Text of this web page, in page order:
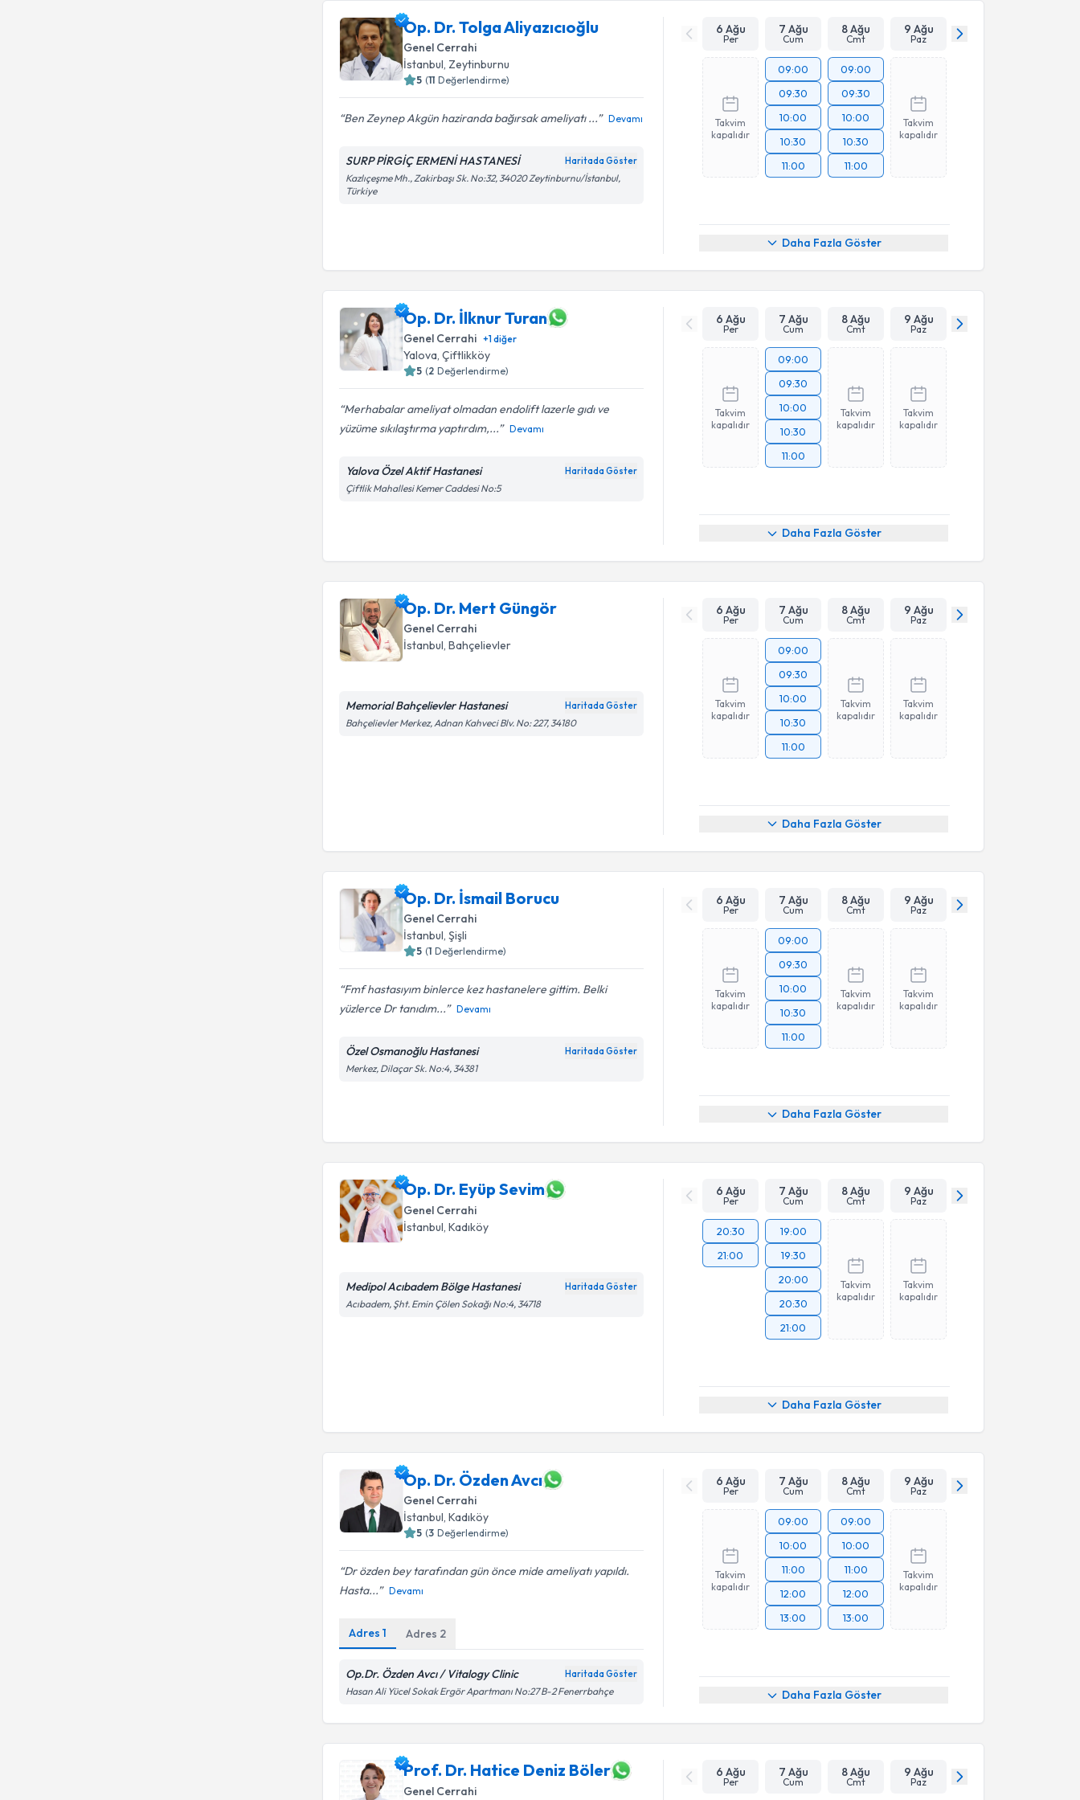
Op. Dr. Tolga Aliyazıcıoğlu
Genel Cerrahi
İstanbul , Zeytinburnu
5 (11 Değerlendirme)
Ben Zeynep Akgün haziranda bağırsak ameliyatı ... Devamı
SURP PİRGİÇ ERMENİ HASTANESİ Haritada Göster
Kazlıçeşme Mh., Zakirbaşı Sk. No:32, 34020 Zeytinburnu/İstanbul,
Türkiye
6 Ağu
Per
7 Ağu
Cum
8 Ağu
Cmt
9 Ağu
Paz
Takvim
kapalıdır
09:00
09:30
10:00
10:30
11:00
09:00
09:30
10:00
10:30
11:00
Takvim
kapalıdır
Daha Fazla Göster
Op. Dr. İlknur Turan
Genel Cerrahi +1diğer
Yalova, Çiftlikköy
5 (2 Değerlendirme)
Merhabalar ameliyat olmadan endolift lazerle gıdı ve
yüzüme sıkılaştırma yaptırdım,...
Devamı
Yalova Özel Aktif Hastanesi Haritada Göster
Çiftlik Mahallesi Kemer Caddesi No:5
6 Ağu
Per
7 Ağu
Cum
8 Ağu
Cmt
9 Ağu
Paz
Takvim
kapalıdır
09:00
09:30
10:00
10:30
11:00
Takvim
kapalıdır
Takvim
kapalıdır
Daha Fazla Göster
Op. Dr. Mert Güngör
Genel Cerrahi
İstanbul , Bahçelievler
Memorial Bahçelievler Hastanesi Haritada Göster
Bahçelievler Merkez, Adnan Kahveci Blv. No: 227, 34180
6 Ağu
Per
7 Ağu
Cum
8 Ağu
Cmt
9 Ağu
Paz
Takvim
kapalıdır
09:00
09:30
10:00
10:30
11:00
Takvim
kapalıdır
Takvim
kapalıdır
Daha Fazla Göster
Op. Dr. İsmail Borucu
Genel Cerrahi
İstanbul, Şişli
5 (1 Değerlendirme)
Fmf hastasıyım binlerce kez hastanelere gittim. Belki
yüzlerce Dr tanıdım...
Devamı
Özel Osmanoğlu Hastanesi Haritada Göster
Merkez, Dilaçar Sk. No:4, 34381
6 Ağu
Per
7 Ağu
Cum
8 Ağu
Cmt
9 Ağu
Paz
Takvim
kapalıdır
09:00
09:30
10:00
10:30
11:00
Takvim
kapalıdır
Takvim
kapalıdır
Daha Fazla Göster
Op. Dr. Eyüp Sevim
Genel Cerrahi
İstanbul , Kadıköy
Medipol Acıbadem Bölge Hastanesi Haritada Göster
Acıbadem, Şht. Emin Çölen Sokağı No:4, 34718
6 Ağu
Per
7 Ağu
Cum
8 Ağu
Cmt
9 Ağu
Paz
20:30
21:00
19:00
19:30
20:00
20:30
21:00
Takvim
kapalıdır
Takvim
kapalıdır
Daha Fazla Göster
Op. Dr. Özden Avcı
Genel Cerrahi
İstanbul, Kadıköy
5 (3 Değerlendirme)
Dr özden bey tarafından gün önce mide ameliyatı yapıldı.
Hasta...
Devamı
Adres1 Adres 2
Op.Dr. Özden Avcı / Vitalogy Clinic Haritada Göster
Hasan Ali Yücel Sokak Ergör Apartmanı No:27 B-2 Fenerrbahçe
6 Ağu
Per
7 Ağu
Cum
8 Ağu
Cmt
9 Ağu
Paz
Takvim
kapalıdır
09:00
10:00
11:00
12:00
13:00
09:00
10:00
11:00
12:00
13:00
Takvim
kapalıdır
Daha Fazla Göster
Prof. Dr. Hatice Deniz Böler
Genel Cerrahi
6 Ağu
Per
7 Ağu
Cum
8 Ağu
Cmt
9 Ağu
Paz